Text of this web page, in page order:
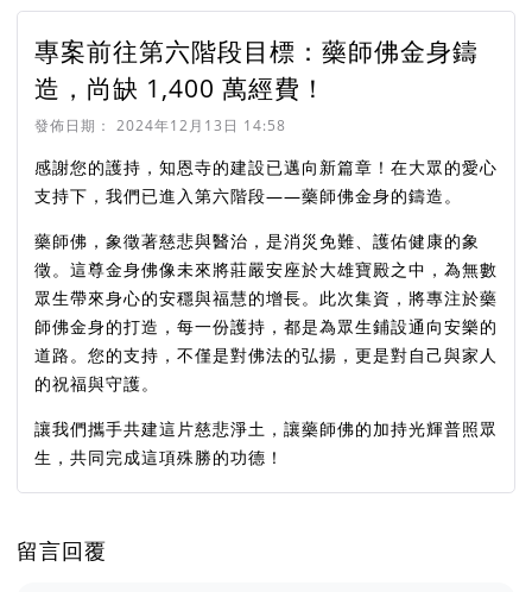
專案前往第六階段目標：藥師佛金身鑄
造，尚缺 1,400 萬經費！
發佈日期： 2024年12月13日 14:58
感謝您的護持，知恩寺的建設已邁向新篇章！在大眾的愛心
支持下，我們已進入第六階段——藥師佛金身的鑄造。
藥師佛，象徵著慈悲與醫治，是消災免難、護佑健康的象
徵。這尊金身佛像未來將莊嚴安座於大雄寶殿之中，為無數
眾生帶來身心的安穩與福慧的增長。此次集資，將專注於藥
師佛金身的打造，每一份護持，都是為眾生鋪設通向安樂的
道路。您的支持，不僅是對佛法的弘揚，更是對自己與家人
的祝福與守護。
讓我們攜手共建這片慈悲淨土，讓藥師佛的加持光輝普照眾
生，共同完成這項殊勝的功德！
留言回覆